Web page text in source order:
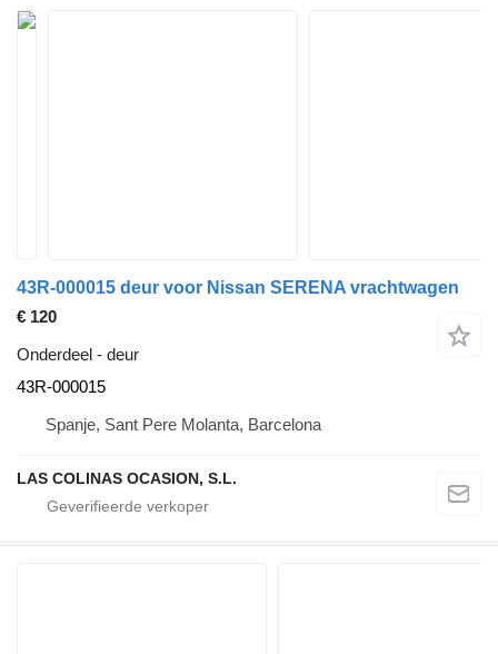
43R-000015 deur voor Nissan SERENA vrachtwagen
€ 120
Onderdeel - deur
43R-000015
Spanje, Sant Pere Molanta, Barcelona
LAS COLINAS OCASION, S.L.